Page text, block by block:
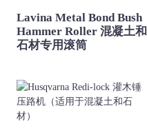
Lavina Metal Bond Bush
Hammer Roller 混凝土和
石材专用滚筒